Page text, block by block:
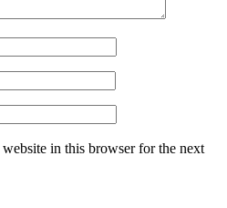
in this browser for the next